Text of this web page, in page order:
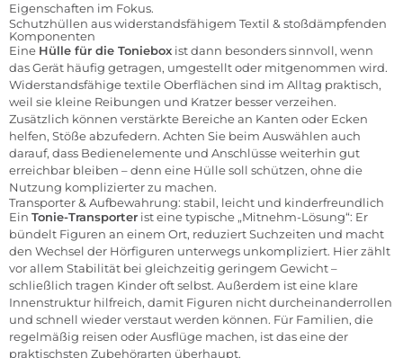
Eigenschaften im Fokus.
Schutzhüllen aus widerstandsfähigem Textil & stoßdämpfenden
Komponenten
Eine Hülle für die Toniebox ist dann besonders sinnvoll, wenn
das Gerät häufig getragen, umgestellt oder mitgenommen wird.
Widerstandsfähige textile Oberflächen sind im Alltag praktisch,
weil sie kleine Reibungen und Kratzer besser verzeihen.
Zusätzlich können verstärkte Bereiche an Kanten oder Ecken
helfen, Stöße abzufedern. Achten Sie beim Auswählen auch
darauf, dass Bedienelemente und Anschlüsse weiterhin gut
erreichbar bleiben – denn eine Hülle soll schützen, ohne die
Nutzung komplizierter zu machen.
Transporter & Aufbewahrung: stabil, leicht und kinderfreundlich
Ein Tonie-Transporter ist eine typische „Mitnehm-Lösung“: Er
bündelt Figuren an einem Ort, reduziert Suchzeiten und macht
den Wechsel der Hörfiguren unterwegs unkompliziert. Hier zählt
vor allem Stabilität bei gleichzeitig geringem Gewicht –
schließlich tragen Kinder oft selbst. Außerdem ist eine klare
Innenstruktur hilfreich, damit Figuren nicht durcheinanderrollen
und schnell wieder verstaut werden können. Für Familien, die
regelmäßig reisen oder Ausflüge machen, ist das eine der
praktischsten Zubehörarten überhaupt.